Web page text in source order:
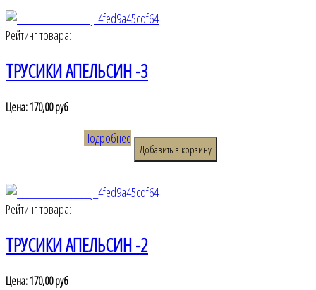
Рейтинг товара:
ТРУСИКИ АПЕЛЬСИН -3
Цена:170,00 руб
Подробнее
Рейтинг товара:
ТРУСИКИ АПЕЛЬСИН -2
Цена:170,00 руб